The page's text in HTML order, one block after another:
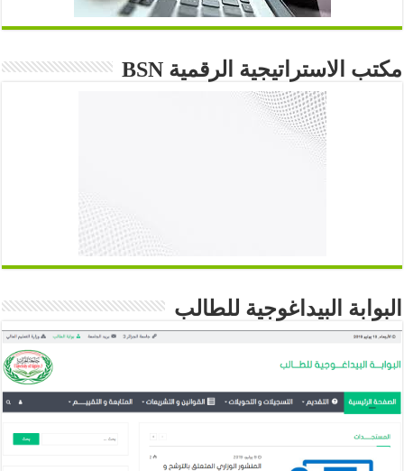
مكتب الاستراتيجية الرقمية BSN
البوابة البيداغوجية للطالب